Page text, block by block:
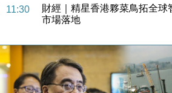
11:30
財經｜精星香港夥菜鳥拓全球
市場落地
東京半島
13:12
國際｜特朗普赴洛杉磯高球